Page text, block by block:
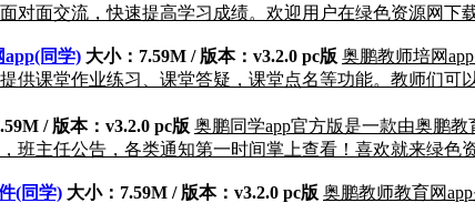
对面交流，快速提高学习成绩。欢迎用户在绿色资源网
app(同学) 大小：7.59M / 版本：v3.2.0 pc版 奥鹏教师培网
供课堂作业练习、课堂答疑，课堂点名等功能。教师们
/ 版本：v3.2.0 pc版 奥鹏同学app官方版是一款由奥鹏
班主任公告，各类通知第一时间掌上查看！喜欢就来绿
(同学) 大小：7.59M / 版本：v3.2.0 pc版 奥鹏教师教育网